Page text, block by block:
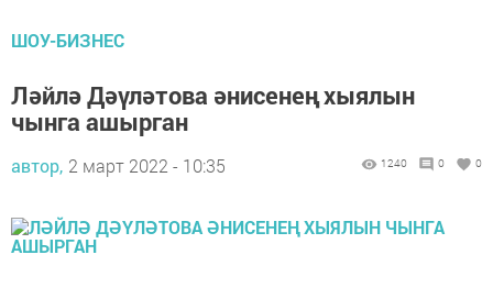
ШОУ-БИЗНЕС
Ләйлә Дәүләтова әнисенең хыялын
чынга ашырган
автор, 2 март 2022 - 10:35 1240 0 0